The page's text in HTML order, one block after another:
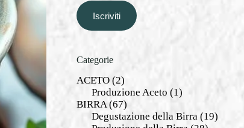
Iscriviti
Categorie
ACETO(2)
Produzione Aceto (1)
BIRRA(67)
Degustazione della Birra (19)